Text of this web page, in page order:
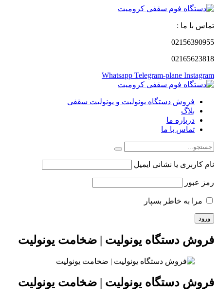
تماس با ما :
02156390955
02165623818
Whatsapp Telegram-plane Instagram
فروش دستگاه یونولیت و یونولیت سقفی
بلاگ
درباره ما
تماس با ما
نام کاربری یا نشانی ایمیل
رمز عبور
مرا به خاطر بسپار
فروش دستگاه یونولیت | ضخامت یونولیت
فروش دستگاه یونولیت | ضخامت یونولیت